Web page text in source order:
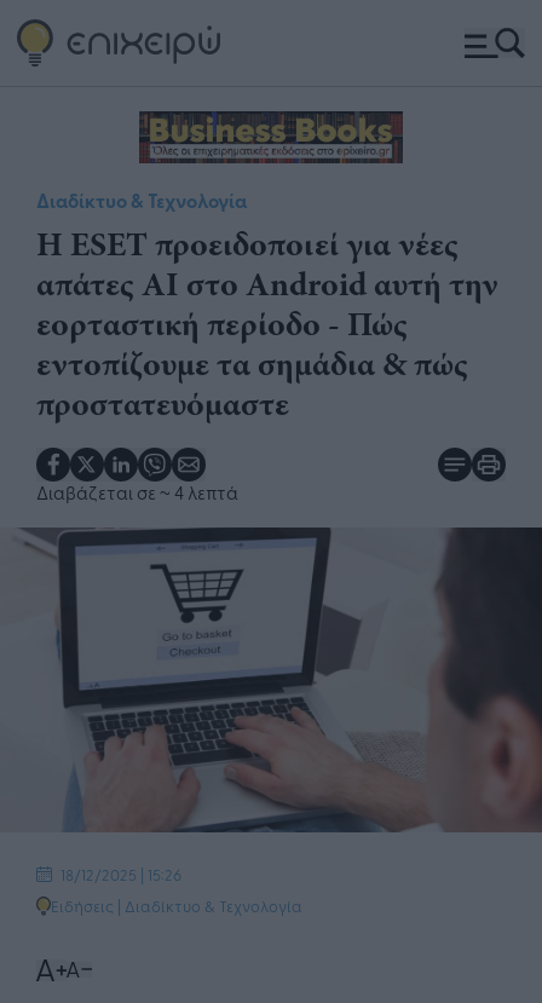
Διαδίκτυο & Τεχνολογία
Η ESET προειδοποιεί για νέες
απάτες AI στο Android αυτή την
εορταστική περίοδο - Πώς
εντοπίζουμε τα σημάδια & πώς
προστατευόμαστε
Διαβάζεται σε ~ 4 λεπτά
18/12/2025 | 15:26
Ειδήσεις | Διαδίκτυο & Τεχνολογία